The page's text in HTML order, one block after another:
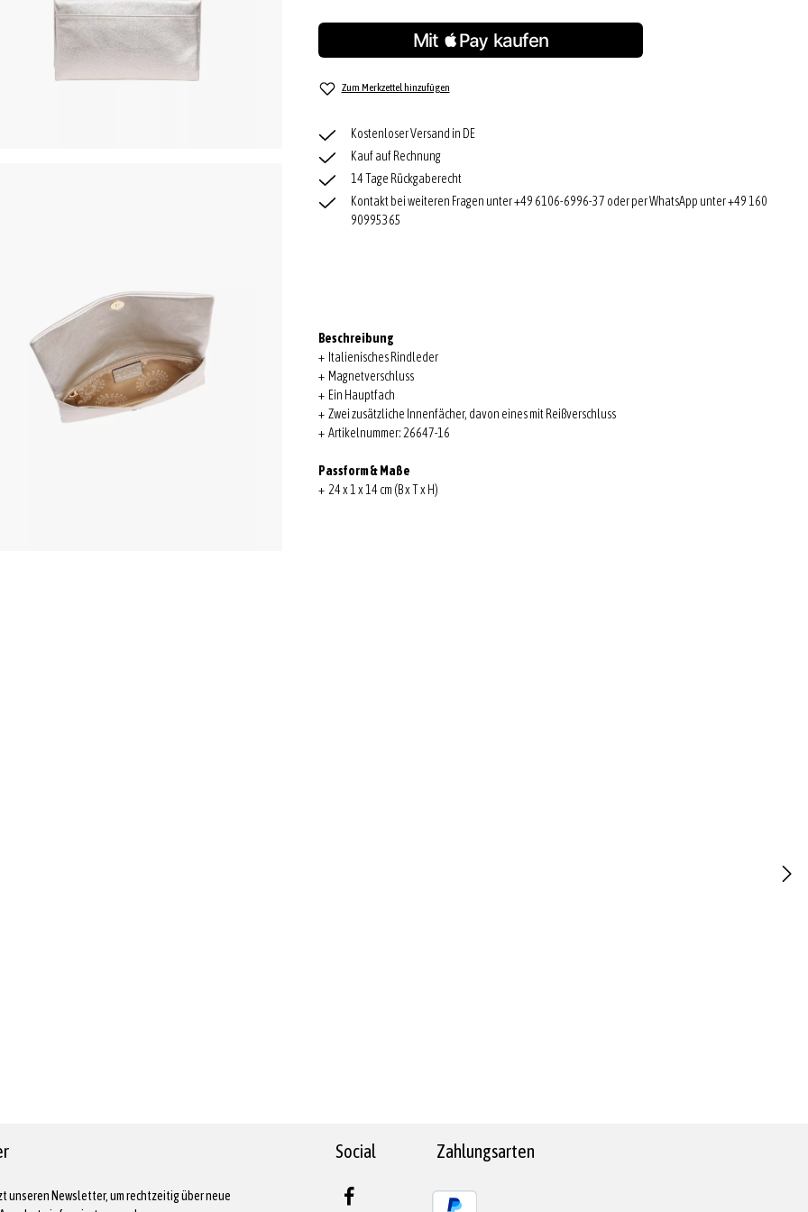
Zum Merkzettel hinzufügen
Kostenloser Versand in DE
Kauf auf Rechnung
14 Tage Rückgaberecht
Kontakt bei weiteren Fragen unter +49 6106-6996-37 oder per WhatsApp unter +49 160
90995365
Beschreibung
+ Italienisches Rindleder
+ Magnetverschluss
+ Ein Hauptfach
+ Zwei zusätzliche Innenfächer, davon eines mit Reißverschluss
+ Artikelnummer: 26647-16
Passform & Maße
+ 24 x 1 x 14 cm (B x T x H)
unseren Newsletter, um rechtzeitig über neue
Social Zahlungsarten